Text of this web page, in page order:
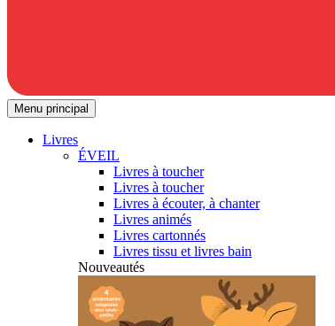
Menu principal
Livres
ÉVEIL
Livres à toucher
Livres à toucher
Livres à écouter, à chanter
Livres animés
Livres cartonnés
Livres tissu et livres bain
Nouveautés